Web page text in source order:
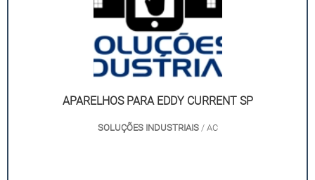
APARELHOS PARA EDDY CURRENT SP
SOLUÇÕES INDUSTRIAIS/ AC